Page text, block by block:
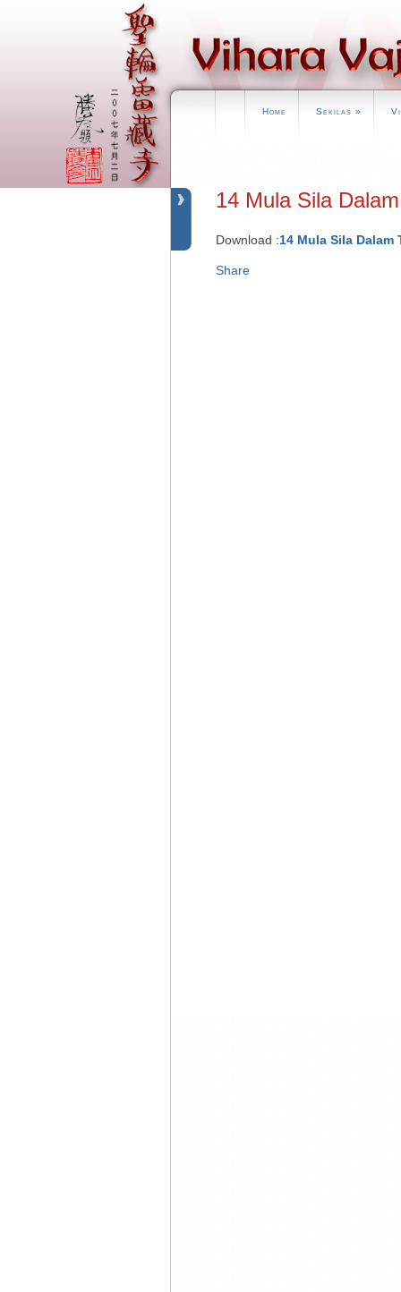
Home Sekilas »
14 Mula Sila
Download :14 Mula Sila Dalam
Share